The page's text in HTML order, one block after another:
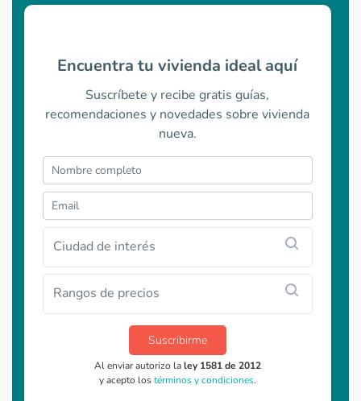
Encuentra tu vivienda ideal aquí
Suscríbete y recibe gratis guías,
recomendaciones y novedades sobre vivienda
nueva.
Ciudad de interés
Rangos de precios
Suscribirme
Al enviar autorizo laley 1581 de 2012
y acepto lostérminos y condiciones.